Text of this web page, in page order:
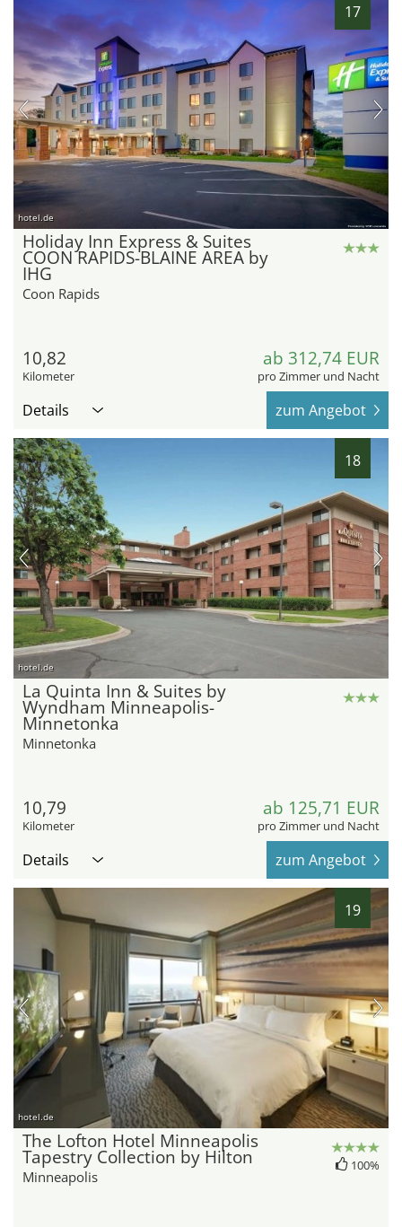
17
hotel.de
Holiday Inn Express & Suites
COON RAPIDS-BLAINE AREA by
IHG
Coon Rapids
10,82
Kilometer
ab 312,74 EUR
pro Zimmer und Nacht
Details zum Angebot
18
hotel.de
La Quinta Inn & Suites by
Wyndham Minneapolis-
Minnetonka
Minnetonka
10,79
Kilometer
ab 125,71 EUR
pro Zimmer und Nacht
Details zum Angebot
19
hotel.de
The Lofton Hotel Minneapolis
Tapestry Collection by Hilton
Minneapolis
100%